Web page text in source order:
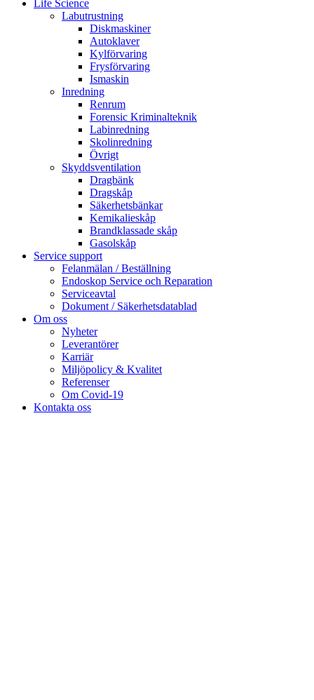
Life Science
Labutrustning
Diskmaskiner
Autoklaver
Kylförvaring
Frysförvaring
Ismaskin
Inredning
Renrum
Forensic Kriminalteknik
Labinredning
Skolinredning
Övrigt
Skyddsventilation
Dragbänk
Dragskåp
Säkerhetsbänkar
Kemikalieskåp
Brandklassade skåp
Gasolskåp
Service support
Felanmälan / Beställning
Endoskop Service och Reparation
Serviceavtal
Dokument / Säkerhetsdatablad
Om oss
Nyheter
Leverantörer
Karriär
Miljöpolicy & Kvalitet
Referenser
Om Covid-19
Kontakta oss